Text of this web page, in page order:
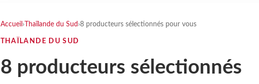
Accueil › Thaïlande du Sud ›8 producteurs sélectionnés pour vous
THAÏLANDE DU SUD
8 producteurs sélectionnés